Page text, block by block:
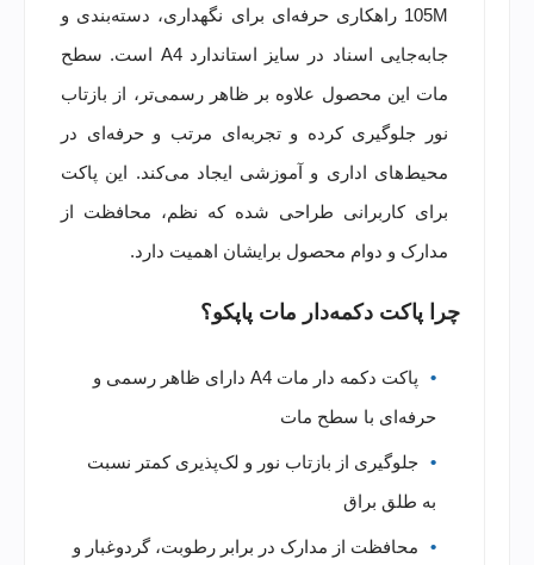
105M راهکاری حرفه‌ای برای نگهداری، دسته‌بندی و
جابه‌جایی اسناد در سایز استاندارد A4 است. سطح
مات این محصول علاوه بر ظاهر رسمی‌تر، از بازتاب
نور جلوگیری کرده و تجربه‌ای مرتب و حرفه‌ای در
محیط‌های اداری و آموزشی ایجاد می‌کند. این پاکت
برای کاربرانی طراحی شده که نظم، محافظت از
مدارک و دوام محصول برایشان اهمیت دارد.
چرا پاکت دکمه‌دار مات پاپکو؟
پاکت دکمه دار مات A4 دارای
ظاهر رسمی و
حرفه‌ای با سطح مات
جلوگیری از بازتاب نور و لک‌پذیری کمتر نسبت
به طلق براق
محافظت از مدارک در برابر رطوبت، گردوغبار و